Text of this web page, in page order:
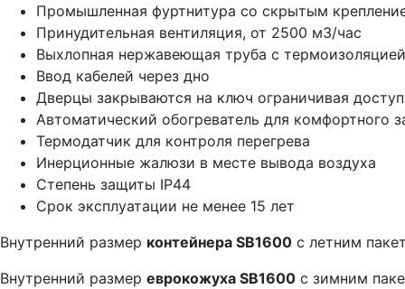
Промышленная фуртнитура со скрытым
Принудительная вентиляция, от 2500 м3/час
Выхлопная нержавеющая труба с термоизоляцией
Ввод кабелей через дно
Дверцы закрываются на ключ ограничивая доступ
Автоматический обогреватель для комфортного
Термодатчик для контроля перегрева
Инерционные жалюзи в месте вывода воздуха
Степень защиты IP44
Срок эксплуатации не менее 15 лет
Внутренний размер контейнера SB1600 с летним
Внутренний размер еврокожуха SB1600 с зимним